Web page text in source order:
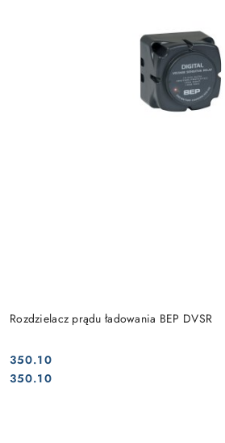
Rozdzielacz prądu ładowania BEP DVSR
Cena:
350.10
Cena:
350.10